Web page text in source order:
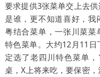
要求提供3张菜单交上去
是谁，更不知道喜好，我
粤结合菜单，一张川菜菜
特色菜单。大约12月11日
定选了老四川特色菜单
桌，X上将来吃，要保密，